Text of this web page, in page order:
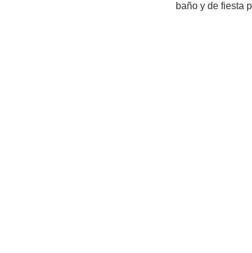
baño y de fiesta